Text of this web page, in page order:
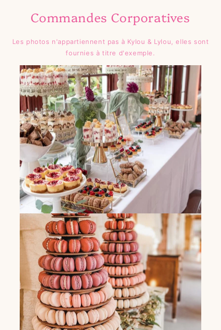
Commandes Corporatives
Les photos n'appartiennent pas à Kylou & Lylou, elles sont
fournies à titre d'exemple.